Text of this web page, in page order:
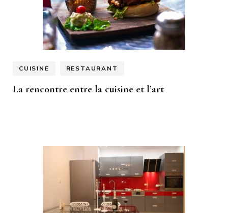
CUISINE RESTAURANT
La rencontre entre la cuisine et l’art